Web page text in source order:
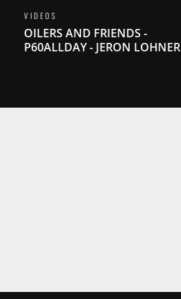
VIDEOS
OILERS AND FRIENDS -
P60ALLDAY - JERON LOHNER